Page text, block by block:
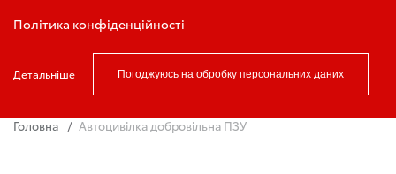
Політика конфіденційності
Детальніше Погоджуюсь на обробку персональних даних
Записатись на тест драйв
Головна Автоцивілка добровільна ПЗУ